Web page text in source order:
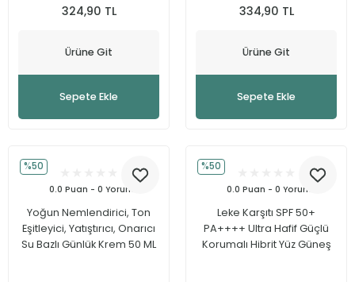
324,90 TL
Ürüne Git
Sepete Ekle
334,90 TL
Ürüne Git
Sepete Ekle
%50
0.0 Puan - 0 Yorum
Yoğun Nemlendirici, Ton
Eşitleyici, Yatıştırıcı, Onarıcı
Su Bazlı Günlük Krem 50 ML
%50
0.0 Puan - 0 Yorum
Leke Karşıtı SPF 50+
PA++++ Ultra Hafif Güçlü
Korumalı Hibrit Yüz Güneş